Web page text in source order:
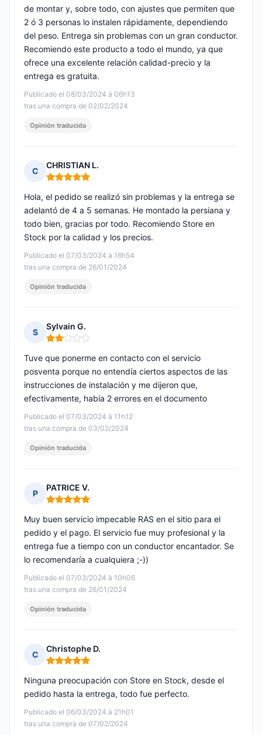
Publicado el 08/03/2024 à 06h13
tras una compra de 02/02/2024
de montar y, sobre todo, con ajustes que permiten que
2 ó 3 personas lo instalen rápidamente, dependiendo
del peso. Entrega sin problemas con un gran conductor.
Recomiendo este producto a todo el mundo, ya que
ofrece una excelente relación calidad-precio y la
entrega es gratuita.
Opinión traducida
C
CHRISTIAN L.
Nota: 5 de 5
Publicado el 07/03/2024 à 16h54
tras una compra de 26/01/2024
Hola, el pedido se realizó sin problemas y la entrega se
adelantó de 4 a 5 semanas. He montado la persiana y
todo bien, gracias por todo. Recomiendo Store en
Stock por la calidad y los precios.
Opinión traducida
S
Sylvain G.
Nota: 2 de 5
Publicado el 07/03/2024 à 11h12
tras una compra de 03/02/2024
Tuve que ponerme en contacto con el servicio
posventa porque no entendía ciertos aspectos de las
instrucciones de instalación y me dijeron que,
efectivamente, había 2 errores en el documento
Opinión traducida
P
PATRICE V.
Nota: 5 de 5
Publicado el 07/03/2024 à 10h06
tras una compra de 26/01/2024
Muy buen servicio impecable RAS en el sitio para el
pedido y el pago. El servicio fue muy profesional y la
entrega fue a tiempo con un conductor encantador. Se
lo recomendaría a cualquiera ;-))
Opinión traducida
C
Christophe D.
Nota: 5 de 5
Publicado el 06/03/2024 à 21h01
tras una compra de 07/02/2024
Ninguna preocupación con Store en Stock, desde el
pedido hasta la entrega, todo fue perfecto.